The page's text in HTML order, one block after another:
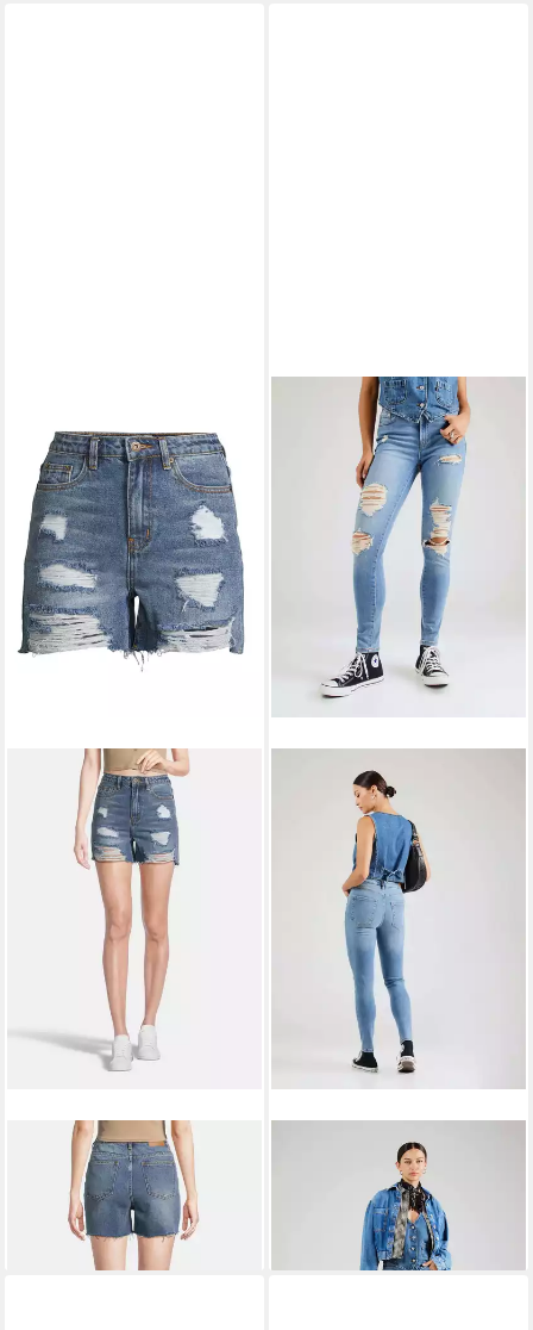
AÈROPOSTALEJeansshorts
(1-tlg) Cut-Outs
41,18 € 54,90 €
AÈROPOSTALESlim-fit-
Jeans (1-tlg) Cut-Outs
59,90 €